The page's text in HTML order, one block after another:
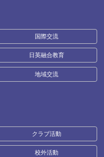
国際交流
日英融合教育
地域交流
クラブ活動
校外活動